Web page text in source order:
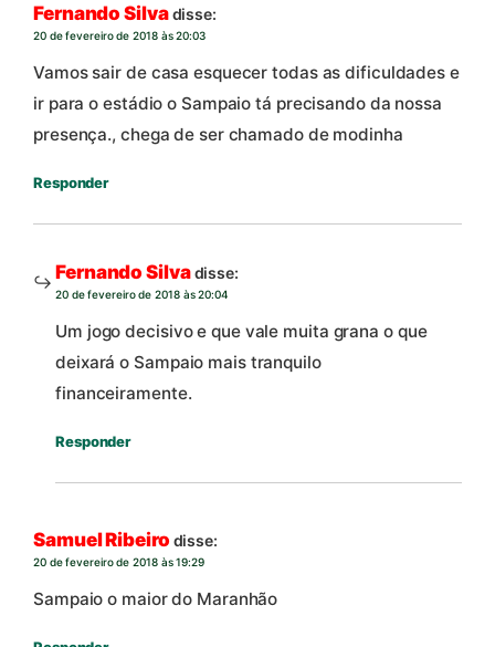
Fernando Silvadisse:
20 de fevereiro de 2018 às 20:03
Vamos sair de casa esquecer todas as dificuldades e
ir para o estádio o Sampaio tá precisando da nossa
presença., chega de ser chamado de modinha
Responder
Fernando Silvadisse:
20 de fevereiro de 2018 às 20:04
Um jogo decisivo e que vale muita grana o que
deixará o Sampaio mais tranquilo
financeiramente.
Responder
Samuel Ribeiro disse:
20 de fevereiro de 2018 às 19:29
Sampaio o maior do Maranhão